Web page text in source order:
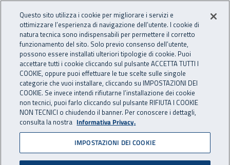
INAIL - Istituto Nazionale
Apri cerca
Navigazione principale
Pagina non disponibile
Il contenuto non è stato trovato. Per continuare la
navigazione è possibile ritornare alla
Questo sito utilizza i cookie per migliorare i servizi e
ottimizzare l’esperienza di navigazione dell’utente. I cookie di
natura tecnica sono indispensabili per permettere il corretto
funzionamento del sito. Solo previo consenso dell’utente,
possono essere installati ulteriori tipologie di cookie. Puoi
accettare tutti i cookie cliccando sul pulsante ACCETTA TUTTI I
COOKIE, oppure puoi effettuare le tue scelte sulle singole
categorie che vuoi installare, cliccando su IMPOSTAZIONI DEI
COOKIE. Se invece intendi rifiutarne l’installazione dei cookie
non tecnici, puoi farlo cliccando sul pulsante RIFIUTA I COOKIE
NON TECNICI o chiudendo il banner. Per conoscere i dettagli,
consulta la nostra Informativa Privacy.
IMPOSTAZIONI DEI COOKIE